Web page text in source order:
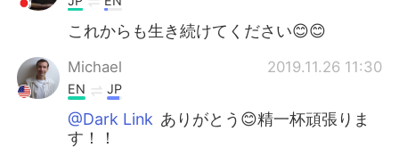
これからも生き続けてください😊😊
Michael 2019.11.26 11:30
EN JP
@Dark Link ありがとう😊精一杯頑張りま
す！！